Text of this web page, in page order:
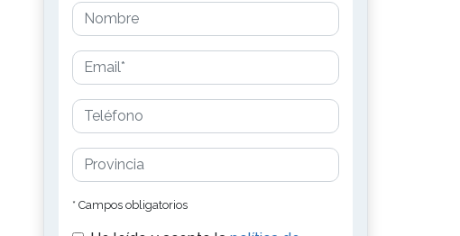
* Campos obligatorios